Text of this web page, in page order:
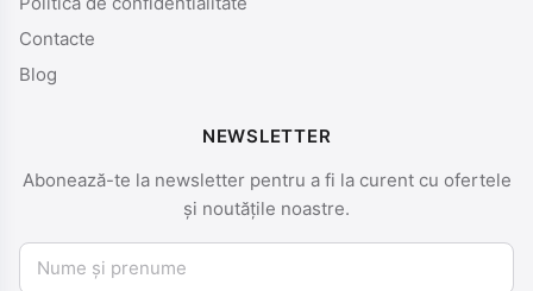
Contacte
Blog
NEWSLETTER
Abonează-te la newsletter pentru a fi la curent cu ofertele
și noutățile noastre.
Nume și prenume